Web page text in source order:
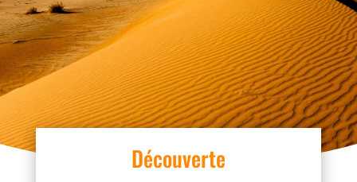
Découverte